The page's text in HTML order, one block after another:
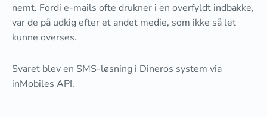
nemt. Fordi e-mails ofte drukner i en overfyldt indbakke,
var de på udkig efter et andet medie, som ikke så let
kunne overses.
Svaret blev en SMS-løsning i Dineros system via
inMobiles API.